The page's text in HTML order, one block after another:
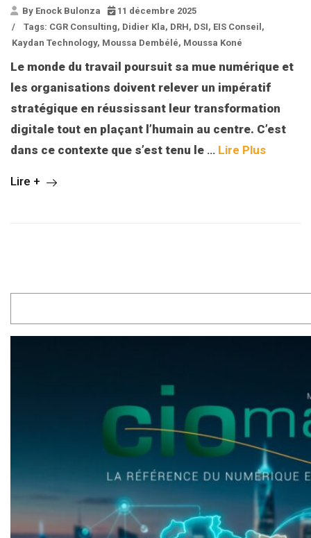
By Enock Bulonza
11 décembre 2025
/
Tags: CGR Consulting, Didier Kla, DRH, DSI, EIS Conseil ,
Kaydan Technology, Moussa Dembélé, Moussa Koné
Le monde du travail poursuit sa mue numérique et
les organisations doivent relever un impératif
stratégique en réussissant leur transformation
digitale tout en plaçant l’humain au centre. C’est
dans ce contexte que s’est tenu le … Lire Plus
Lire +